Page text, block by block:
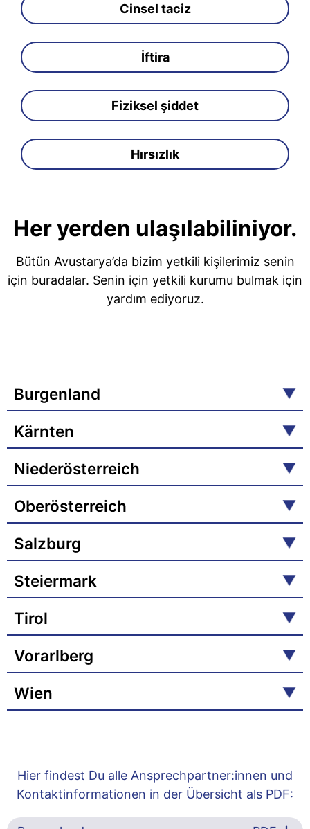
Cinsel taciz
İftira
Fiziksel şiddet
Hırsızlık
Her yerden ulaşılabiliniyor.
Bütün Avustarya’da bizim yetkili kişilerimiz senin
için buradalar. Senin için yetkili kurumu bulmak için
yardım ediyoruz.
Burgenland
Kärnten
Niederösterreich
Oberösterreich
Salzburg
Steiermark
Tirol
Vorarlberg
Wien
Hier findest Du alle Ansprechpartner:innen und
Kontaktinformationen in der Übersicht als PDF: